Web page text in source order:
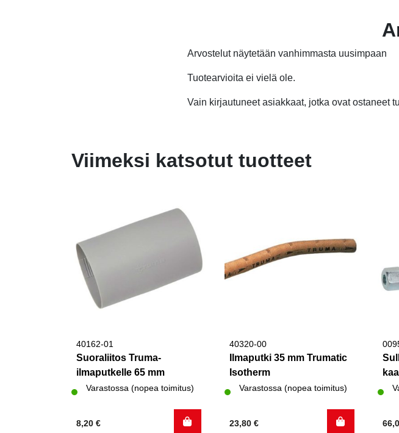
Arvostelut näytetään vanhimmasta uusimpaan
Tuotearvioita ei vielä ole.
Vain kirjautuneet asiakkaat, jotka ovat ostaneet
Viimeksi katsotut tuotteet
40162-01
Suoraliitos Truma-
ilmaputkelle 65 mm
Varastossa (nopea toimitus)
8,20 €
40320-00
Ilmaputki 35 mm Trumatic
Isotherm
Varastossa (nopea toimitus)
23,80 €